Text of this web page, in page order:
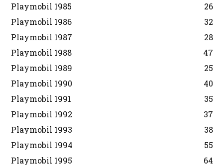
Playmobil 1985
26
Playmobil 1986
32
Playmobil 1987
28
Playmobil 1988
47
Playmobil 1989
25
Playmobil 1990
40
Playmobil 1991
35
Playmobil 1992
37
Playmobil 1993
38
Playmobil 1994
55
Playmobil 1995
64